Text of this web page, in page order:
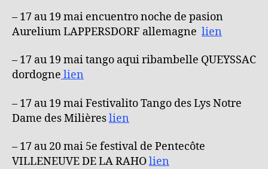
– 17 au 19 mai encuentro noche de pasion
Aurelium LAPPERSDORF allemagne lien
– 17 au 19 mai tango aqui ribambelle QUEYSSAC
dordogne lien
– 17 au 19 mai Festivalito Tango des Lys Notre
Dame des Milièreslien
– 17 au 20 mai 5e festival de Pentecôte
VILLENEUVE DE LA RAHOlien